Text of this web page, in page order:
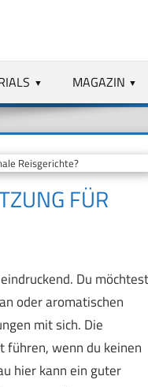
MAGAZIN
Reisgerichte?
FÜR
Du möchtest
oder aromatischen
mit sich. Die
führen, wenn du keinen
hier kann ein guter